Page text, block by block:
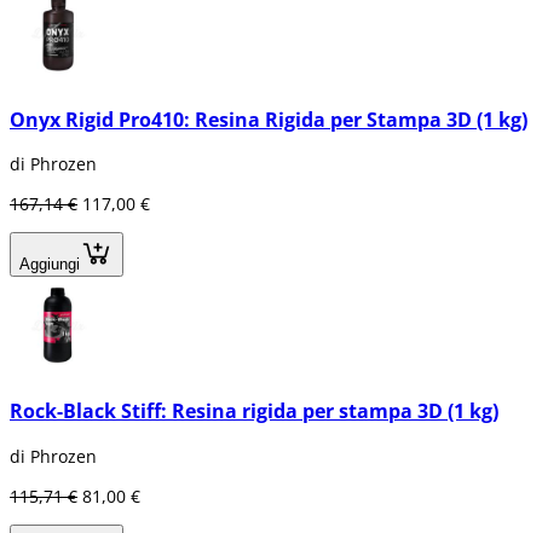
Onyx Rigid Pro410: Resina Rigida per Stampa 3D (1 kg)
di Phrozen
167,14 € 117,00 €
Aggiungi
Rock-Black Stiff: Resina rigida per stampa 3D (1 kg)
di Phrozen
115,71 € 81,00 €